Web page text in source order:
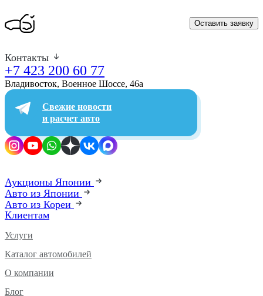
Оставить заявку
Контакты
+7 423 200 60 77
Владивосток, Военное Шоссе, 46а​
Свежие новости
и расчет авто
Аукционы Японии
Авто из Японии
Авто из Кореи
Клиентам
Услуги
Каталог автомобилей
О компании
Блог